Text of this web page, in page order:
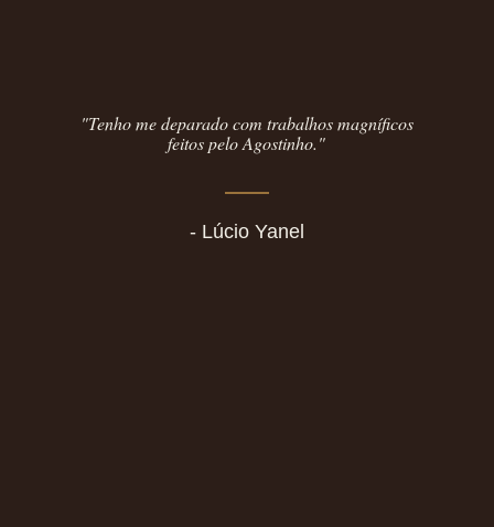
"Tenho me deparado com trabalhos magníficos
feitos pelo Agostinho."
- Lúcio Yanel